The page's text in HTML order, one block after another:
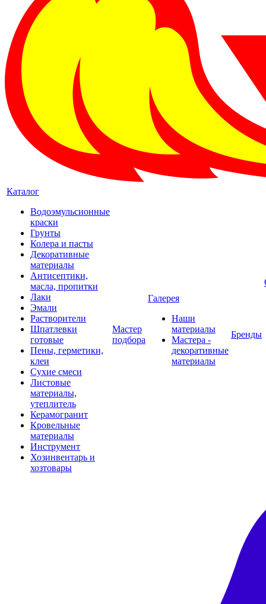
Каталог
Водоэмульсионные
краски
Грунты
Колера и пасты
Декоративные
материалы
Антисептики,
масла, пропитки
Лаки
Эмали
Растворители
Шпатлевки
готовые
Пены, герметики,
клеи
Сухие смеси
Листовые
материалы,
утеплитель
Керамогранит
Кровельные
материалы
Инструмент
Хозинвентарь и
хозтовары
Мастер
подбора
Галерея
Наши
материалы
Мастера -
декоративные
материалы
Бренды